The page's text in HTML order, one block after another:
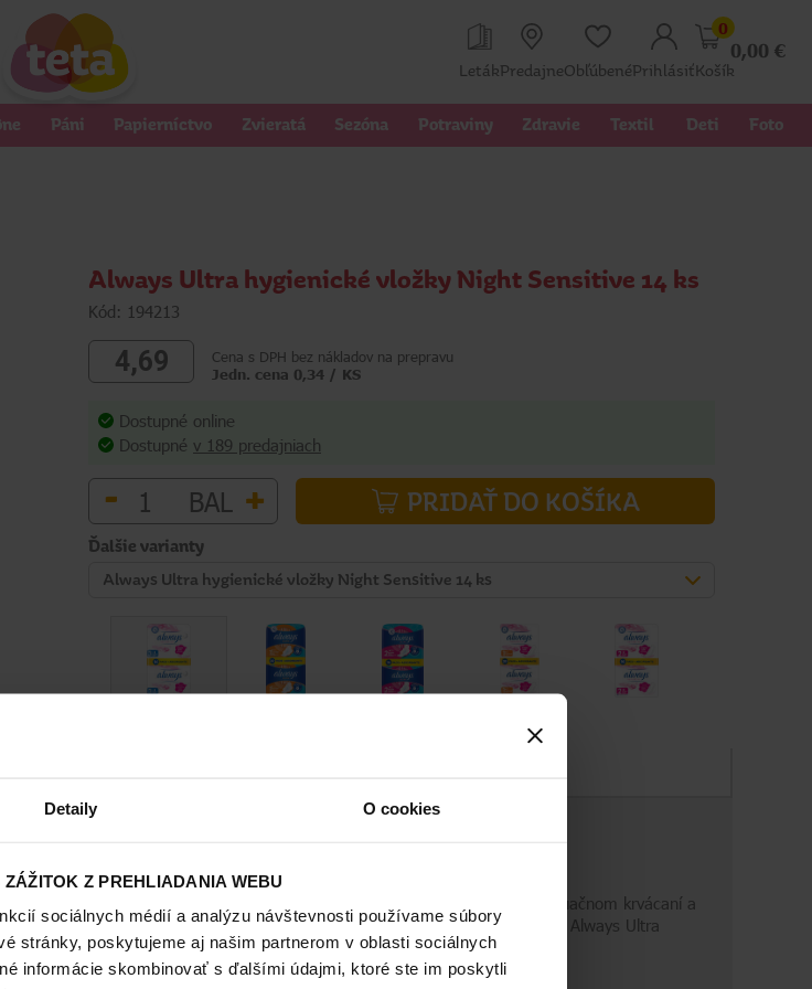
Detaily O cookies
Z PREHLIADANIA WEBU
sociálnych médií a analýzu návštevnosti používame súbory
stránky, poskytujeme aj našim partnerom v oblasti sociálnych
informácie skombinovať s ďalšími údajmi, ktoré ste im poskytli
LetákPredajneObľúbenéPrihlásiť
0
0,00 €
Košík
Páni Papierníctvo Zvieratá Sezóna Potraviny Zdravie Textil Deti Foto
Always Ultra hygienické vložky Night Sensitive 14 ks
Kód: 194213
4,69
Cena s DPH bez nákladov na prepravu
Jedn. cena 0,34 / KS
Dostupné online
Dostupné v 189 predajniach
- BAL + PRIDAŤ DO KOŠÍKA
Ďalšie varianty
Always Ultra hygienické vložky Night Sensitive 14 ks
a vynikajúci pocit pohodlia počas noci. Vhodné pri veľmi silnom menštruačnom krvácaní a
a pomáhajú udržiavať hygienickú vložku na mieste. Hygienické vložky Always Ultra
pokojné noci.